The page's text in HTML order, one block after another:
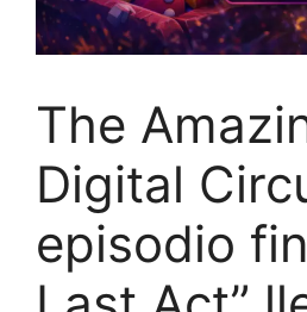
The
Digital
episodio